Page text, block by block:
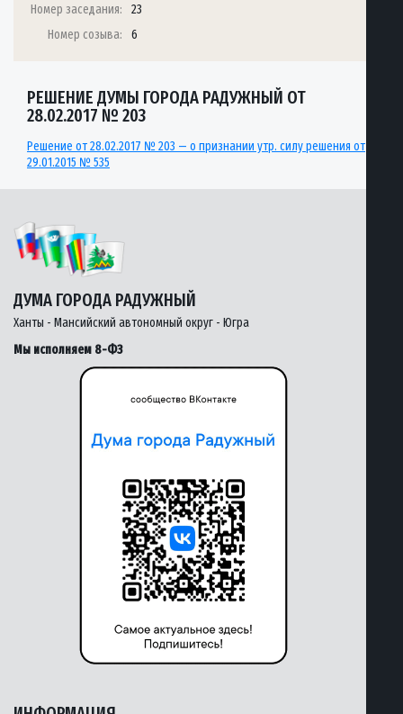
Номер заседания:
23
Номер созыва:
6
РЕШЕНИЕ ДУМЫ ГОРОДА РАДУЖНЫЙ ОТ
28.02.2017 № 203
Решение от 28.02.2017 № 203 — о признании утр. силу решения от
29.01.2015 № 535
ДУМА ГОРОДА РАДУЖНЫЙ
Ханты - Мансийский автономный округ - Югра
Мы исполняем 8-ФЗ